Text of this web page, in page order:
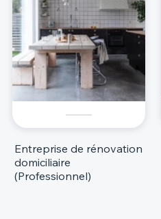
Entreprise de rénovation
domiciliaire
(Professionnel)